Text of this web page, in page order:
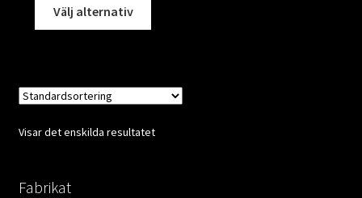
Välj alternativ
varianter.
Visar det enskilda resultatet
Fabrikat